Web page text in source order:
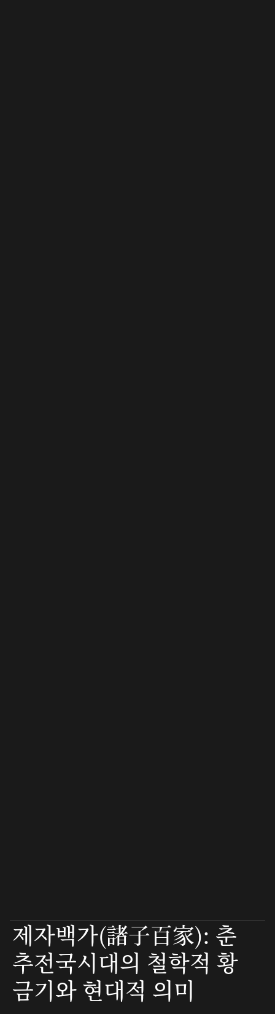
제자백가(諸子百家): 춘
추전국시대의 철학적 황
금기와 현대적 의미